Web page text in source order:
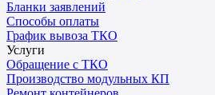
Бланки заявлений
Способы оплаты
График вывоза ТКО
Услуги
Обращение с ТКО
Производство модульных КП